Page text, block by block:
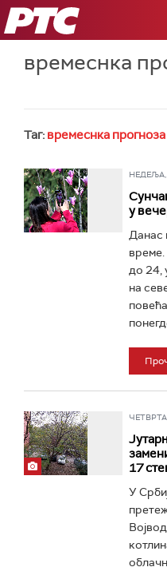
РТС
времеснка
Таг: времеснка прогноза
НЕДЕЉА,
у
Данас
до 24,
на
17
У